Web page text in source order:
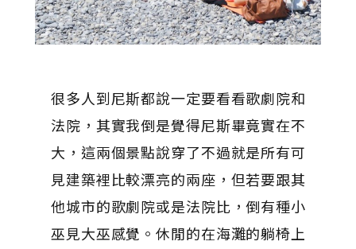
很多人到尼斯都說一定要看看歌劇院和
法院，其實我倒是覺得尼斯畢竟實在不
大，這兩個景點說穿了不過就是所有可
見建築裡比較漂亮的兩座，但若要跟其
他城市的歌劇院或是法院比，倒有種小
巫見大巫感覺。休閒的在海灘的躺椅上